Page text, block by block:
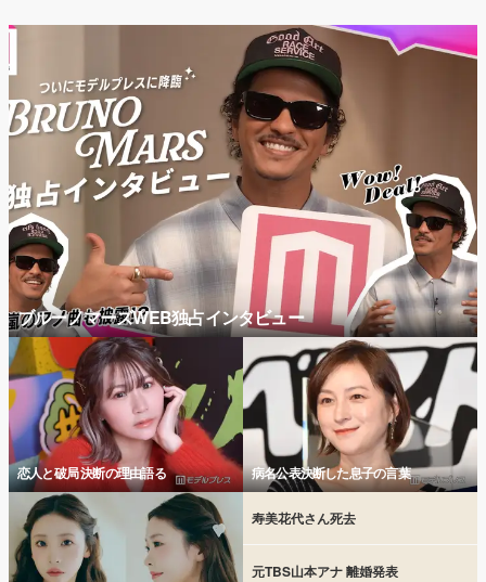
ブルーノマーズWEB独占インタビュー
恋人と破局 決断の理由語る 病名公表決断した息子の言葉
寿美花代さん死去
元TBS山本アナ 離婚発表